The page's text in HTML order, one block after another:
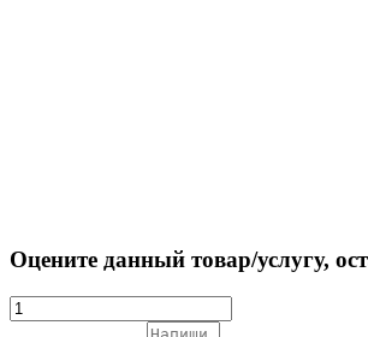
Оцените данный товар/услугу,